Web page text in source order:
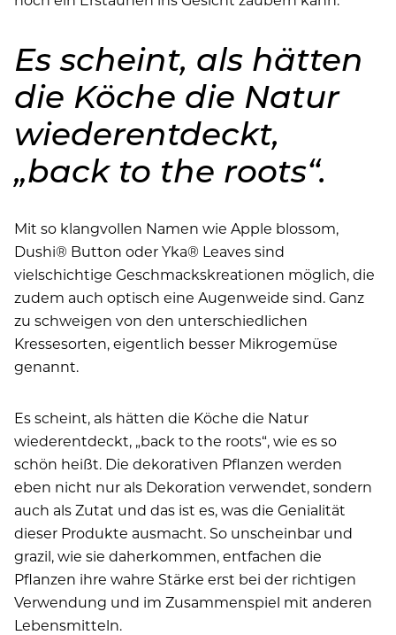
Es scheint, als hätten
die Köche die Natur
wiederentdeckt,
„back to the roots“.
Mit so klangvollen Namen wie Apple blossom,
Dushi® Button oder Yka® Leaves sind
vielschichtige Geschmackskreationen möglich, die
zudem auch optisch eine Augenweide sind. Ganz
zu schweigen von den unterschiedlichen
Kressesorten, eigentlich besser Mikrogemüse
genannt.
Es scheint, als hätten die Köche die Natur
wiederentdeckt, „back to the roots“, wie es so
schön heißt. Die dekorativen Pflanzen werden
eben nicht nur als Dekoration verwendet, sondern
auch als Zutat und das ist es, was die Genialität
dieser Produkte ausmacht. So unscheinbar und
grazil, wie sie daherkommen, entfachen die
Pflanzen ihre wahre Stärke erst bei der richtigen
Verwendung und im Zusammenspiel mit anderen
Lebensmitteln.